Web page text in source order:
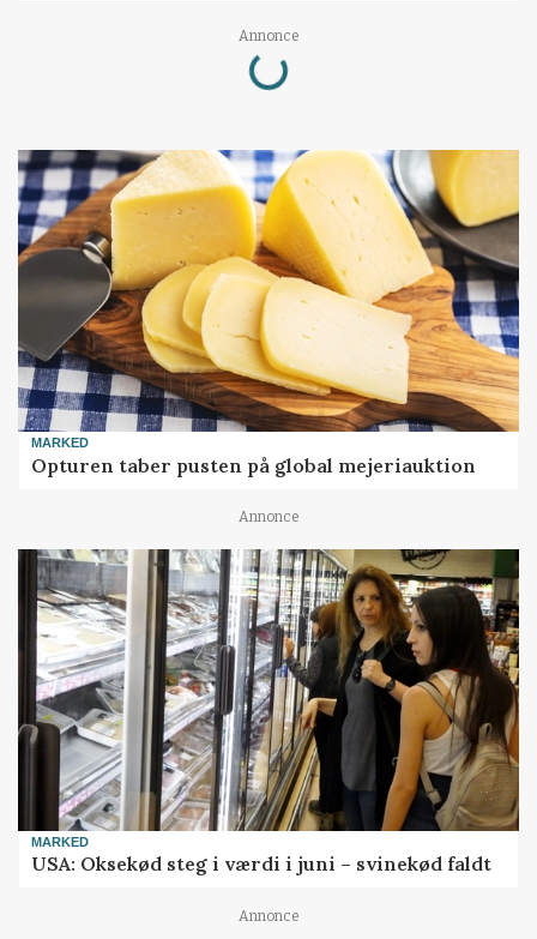
Annonce
Loading...
MARKED
Opturen taber pusten på global mejeriauktion
Annonce
MARKED
USA: Oksekød steg i værdi i juni – svinekød faldt
Annonce